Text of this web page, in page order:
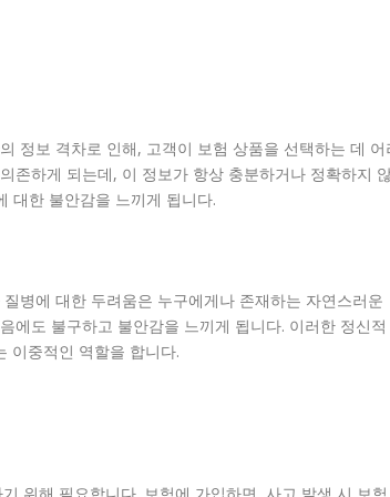
정보 격차로 인해, 고객이 보험 상품을 선택하는 데 어
존하게 되는데, 이 정보가 항상 충분하거나 정확하지
대한 불안감을 느끼게 됩니다.
병에 대한 두려움은 누구에게나 존재하는 자연스러운
에도 불구하고 불안감을 느끼게 됩니다. 이러한 정신적
이중적인 역할을 합니다.